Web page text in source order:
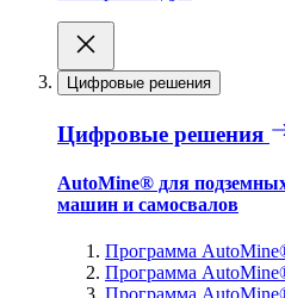
Цифровые решения
Цифровые решения
AutoMine® для
машин и самосвалов
Программа
Программа